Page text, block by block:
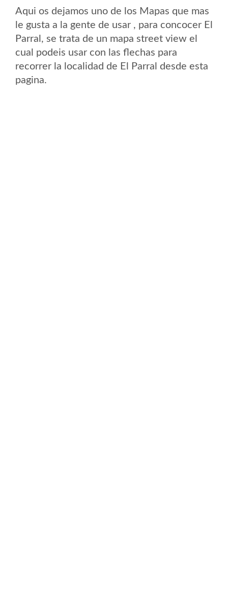
Aqui os dejamos uno de los Mapas que mas
le gusta a la gente de usar , para concocer El
Parral, se trata de un mapa street view el
cual podeis usar con las flechas para
recorrer la localidad de El Parral desde esta
pagina.